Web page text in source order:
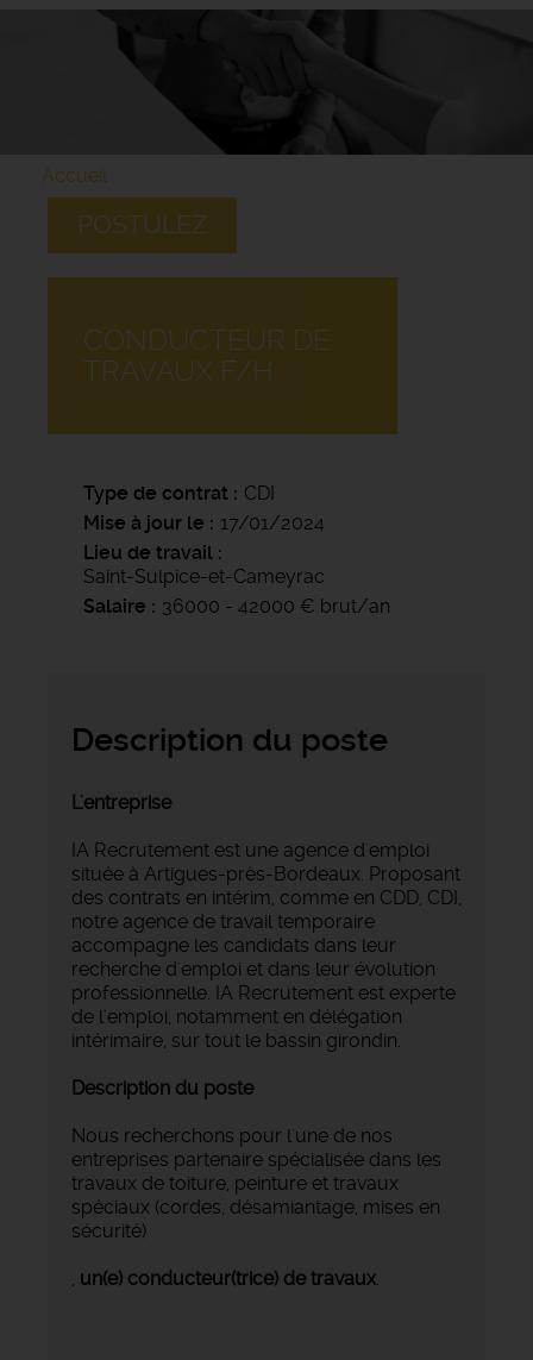
Accueil
POSTULEZ
CONDUCTEUR DE
TRAVAUX F/H
Type de contrat
CDI
Mise à jour le
17/01/2024
Lieu de travail
Saint-Sulpice-et-Cameyrac
Salaire
36000 - 42000 € brut/an
Description du poste
L'entreprise
IA Recrutement est une agence d'emploi
située à Artigues-près-Bordeaux. Proposant
des contrats en intérim, comme en CDD, CDI,
notre agence de travail temporaire
accompagne les candidats dans leur
recherche d'emploi et dans leur évolution
professionnelle. IA Recrutement est experte
de l'emploi, notamment en délégation
intérimaire, sur tout le bassin girondin.
Description du poste
Nous recherchons pour l'une de nos
entreprises partenaire spécialisée dans les
travaux de toiture, peinture et travaux
spéciaux (cordes, désamiantage, mises en
sécurité)
un(e) conducteur(trice) de travaux